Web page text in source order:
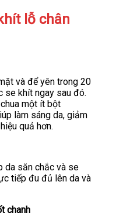
lỗ chân
và để yên trong 20
se khít ngay sau đó.
một ít bột
làm sáng da, giảm
quả hơn.
da săn chắc và se
tiếp đu đủ lên da và
chanh